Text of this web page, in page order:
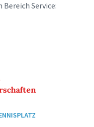
Service: